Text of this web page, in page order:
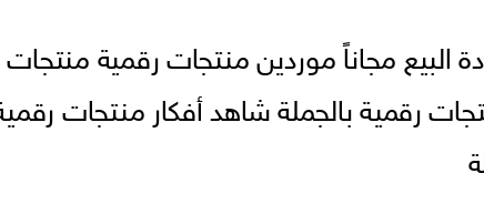
رقمية بالجملة شاهد أفكار منتجات